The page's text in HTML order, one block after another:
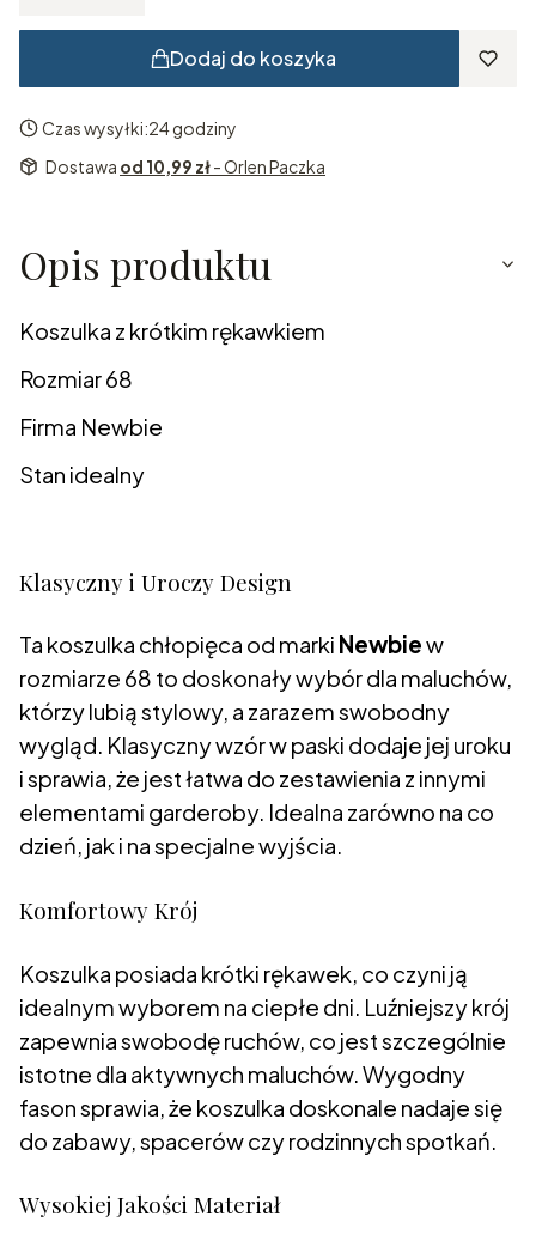
Dodaj do koszyka
Czas wysyłki:24 godziny
Dostawa od 10,99 zł- Orlen Paczka
Opis produktu
Koszulka z krótkim rękawkiem
Rozmiar 68
Firma Newbie
Stan idealny
Klasyczny i Uroczy Design
Ta koszulka chłopięca od marki Newbiew
rozmiarze 68 to doskonały wybór dla maluchów,
którzy lubią stylowy, a zarazem swobodny
wygląd. Klasyczny wzór w paski dodaje jej uroku
i sprawia, że jest łatwa do zestawienia z innymi
elementami garderoby. Idealna zarówno na co
dzień, jak i na specjalne wyjścia.
Komfortowy Krój
Koszulka posiada krótki rękawek, co czyni ją
idealnym wyborem na ciepłe dni. Luźniejszy krój
zapewnia swobodę ruchów, co jest szczególnie
istotne dla aktywnych maluchów. Wygodny
fason sprawia, że koszulka doskonale nadaje się
do zabawy, spacerów czy rodzinnych spotkań.
Wysokiej Jakości Materiał